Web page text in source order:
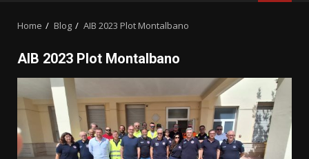
Home Blog AIB 2023 Plot Montalbano
AIB 2023 Plot Montalbano